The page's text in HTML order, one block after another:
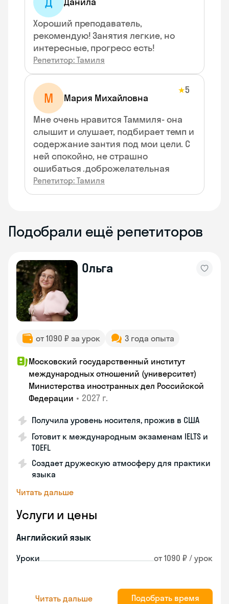
Хороший преподаватель,
рекомендую! Занятия легкие, но
интересные, прогресс есть!
Репетитор: Тамиля
М Мария Михайловна
★5
Мне очень нравится Таммиля- она
слышит и слушает, подбирает темп и
содержание зантия под мои цели. С
ней спокойно, не страшно
ошибаться .доброжелательная
Репетитор: Тамиля
Подобрали ещё репетиторов
Ольга
от 1090 ₽ за урок 3 года опыта
Московский государственный институт
международных отношений (университет)
Министерства иностранных дел Российской
Федерации • 2027 г.
Получила уровень носителя, прожив в США
Готовит к международным экзаменам IELTS и
TOEFL
Создает дружескую атмосферу для практики
языка
Читать дальше
Услуги и цены
Английский язык
Уроки от 1090 ₽ / урок
Читать дальше Подобрать время